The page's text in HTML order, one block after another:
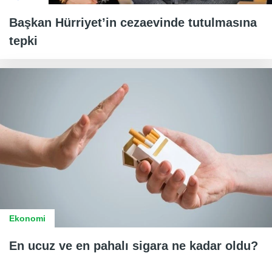
Başkan Hürriyet’in cezaevinde tutulmasına
tepki
Ekonomi
En ucuz ve en pahalı sigara ne kadar oldu?